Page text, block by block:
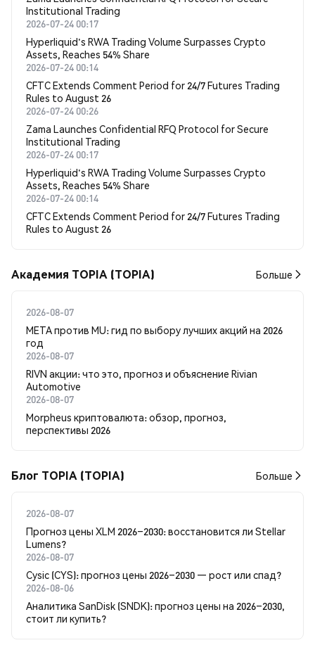
Institutional Trading
2026-07-24 00:17
Hyperliquid's RWA Trading Volume Surpasses Crypto
Assets, Reaches 54% Share
2026-07-24 00:14
CFTC Extends Comment Period for 24/7 Futures Trading
Rules to August 26
2026-07-24 00:26
Zama Launches Confidential RFQ Protocol for Secure
Institutional Trading
2026-07-24 00:17
Hyperliquid's RWA Trading Volume Surpasses Crypto
Assets, Reaches 54% Share
2026-07-24 00:14
CFTC Extends Comment Period for 24/7 Futures Trading
Rules to August 26
Академия TOPIA (TOPIA) Больше
2026-08-07
META против MU: гид по выбору лучших акций на 2026
год
2026-08-07
RIVN акции: что это, прогноз и объяснение Rivian
Automotive
2026-08-07
Morpheus криптовалюта: обзор, прогноз,
перспективы 2026
Блог TOPIA (TOPIA) Больше
2026-08-07
Прогноз цены XLM 2026–2030: восстановится ли Stellar
Lumens?
2026-08-07
Cysic (CYS): прогноз цены 2026–2030 — рост или спад?
2026-08-06
Аналитика SanDisk (SNDK): прогноз цены на 2026–2030,
стоит ли купить?